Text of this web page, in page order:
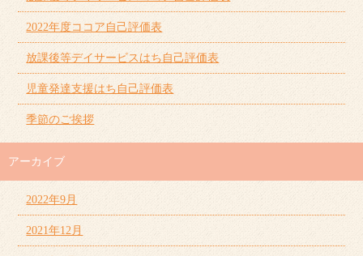
2022年度ココア自己評価表
放課後等デイサービスはち自己評価表
児童発達支援はち自己評価表
季節のご挨拶
アーカイブ
2022年9月
2021年12月